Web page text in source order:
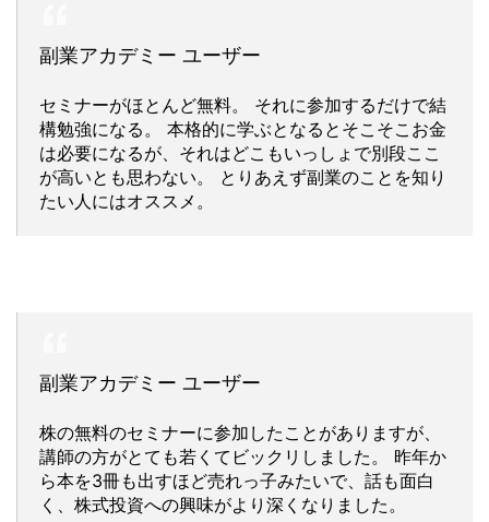
副業アカデミー ユーザー
セミナーがほとんど無料。 それに参加するだけで結
構勉強になる。 本格的に学ぶとなるとそこそこお金
は必要になるが、それはどこもいっしょで別段ここ
が高いとも思わない。 とりあえず副業のことを知り
たい人にはオススメ。
副業アカデミー ユーザー
株の無料のセミナーに参加したことがありますが、
講師の方がとても若くてビックリしました。 昨年か
ら本を3冊も出すほど売れっ子みたいで、話も面白
く、株式投資への興味がより深くなりました。